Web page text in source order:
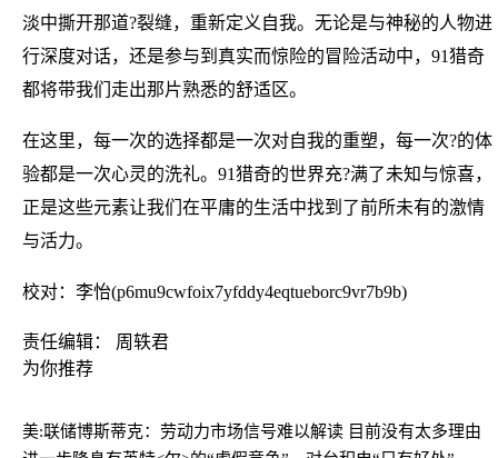
淡中撕开那道?裂缝，重新定义自我。无论是与神秘的人物进
行深度对话，还是参与到真实而惊险的冒险活动中，91猎奇
都将带我们走出那片熟悉的舒适区。
在这里，每一次的选择都是一次对自我的重塑，每一次?的体
验都是一次心灵的洗礼。91猎奇的世界充?满了未知与惊喜，
正是这些元素让我们在平庸的生活中找到了前所未有的激情
与活力。
校对：李怡(p6mu9cwfoix7yfddy4eqtueborc9vr7b9b)
责任编辑： 周轶君
为你推荐
美:联储博斯蒂克：劳动力市场信号难以解读 目前没有太多理由